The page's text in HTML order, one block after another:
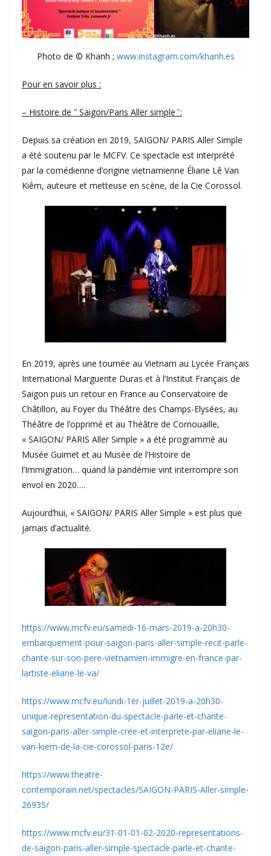
Photo de © Khanh ; www.instagram.com/khanh.es
Pour en savoir plus :
– Histoire de ʺ Saigon/Paris Aller simple ̋ :
Depuis sa création en 2019, SAIGON/ PARIS Aller Simple
a été soutenu par le MCFV. Ce spectacle est interprété
par la comédienne d’origine vietnamienne Éliane Lê Van
Kiêm, auteure et metteuse en scène, de la Cie Corossol.
En 2019, après une tournée au Vietnam au Lycée Français
International Marguerite Duras et à l’Institut Français de
Saigon puis un retour en France au Conservatoire de
Châtillon, au Foyer du Théâtre des Champs-Elysées, au
Théâtre de l’opprimé et au Théâtre de Cornouaille,
« SAIGON/ PARIS Aller Simple » a été programmé au
Musée Guimet et au Musée de l’Histoire de
l’Immigration… quand la pandémie vint interrompre son
envol en 2020….
Aujourd’hui, « SAIGON/ PARIS Aller Simple » est plus que
jamais d’actualité.
https://www.mcfv.eu/samedi-16-mars-2019-a-20h30-
embarquement-pour-saigon-paris-aller-simple-recit-parle-
chante-sur-son-pere-vietnamien-immigre-en-france-par-
lartiste-eliane-le-va/
https://www.mcfv.eu/lundi-1er-juillet-2019-a-20h30-
unique-representation-du-spectacle-parle-et-chante-
saigon-paris-aller-simple-cree-et-interprete-par-eliane-le-
van-kiem-de-la-cie-corossol-paris-12e/
https://www.theatre-
contemporain.net/spectacles/SAIGON-PARIS-Aller-simple-
26935/
https://www.mcfv.eu/31-01-01-02-2020-representations-
de-saigon-paris-aller-simple-spectacle-parle-et-chante-